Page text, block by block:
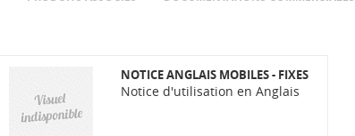
NOTICE ANGLAIS MOBILES - FIXES
Notice d'utilisation en Anglais